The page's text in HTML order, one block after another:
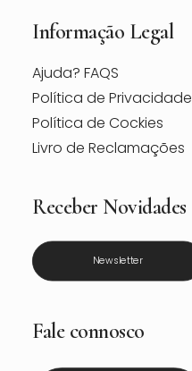
Informação Legal
Ajuda? FAQS
Política de Privacidade
Política de Cockies
Livro de Reclamações
Receber Novidades
Newsletter
Fale connosco